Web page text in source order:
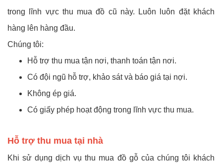
trong lĩnh vực thu mua đồ cũ này. Luôn luôn đặt khách
hàng lên hàng đầu.
Chúng tôi:
Hỗ trợ thu mua tận nơi, thanh toán tận nơi.
Có đội ngũ hỗ trợ, khảo sát và báo giá tại nợi.
Không ép giá.
Có giấy phép hoạt động trong lĩnh vực thu mua.
Hỗ trợ thu mua tại nhà
Khi sử dụng dịch vụ thu mua đồ gỗ của chúng tôi khách